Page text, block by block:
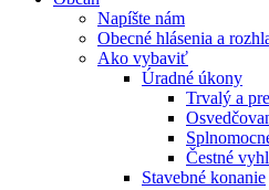
Napíšte nám
Obecné hlásenia a
Ako vybaviť
Úradné úkony
Trvalý a
Čestné
Stavebné konanie